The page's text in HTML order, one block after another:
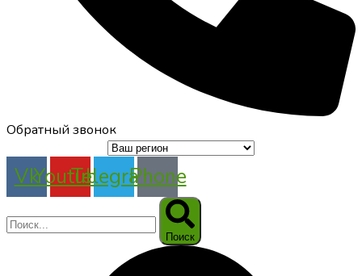
Обратный звонок
VkYoutubeTelegramPhone
Поиск